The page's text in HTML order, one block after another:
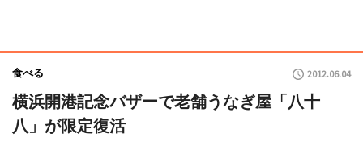
食べる 2012.06.04
横浜開港記念バザーで老舗うなぎ屋「八十
八」が限定復活